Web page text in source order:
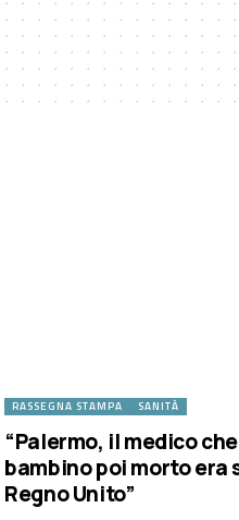
RASSEGNA STAMPA SANITÀ
“Palermo, il medico
bambino poi morto
Regno Unito”